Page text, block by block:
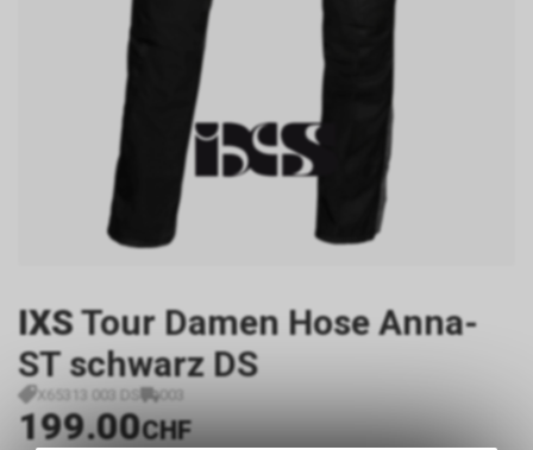
IXSTour Damen Hose Anna-
ST schwarz DS
X65313 003 DS 003
199.00CHF